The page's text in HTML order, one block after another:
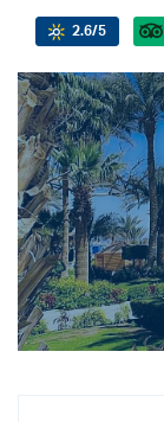
2.6/5